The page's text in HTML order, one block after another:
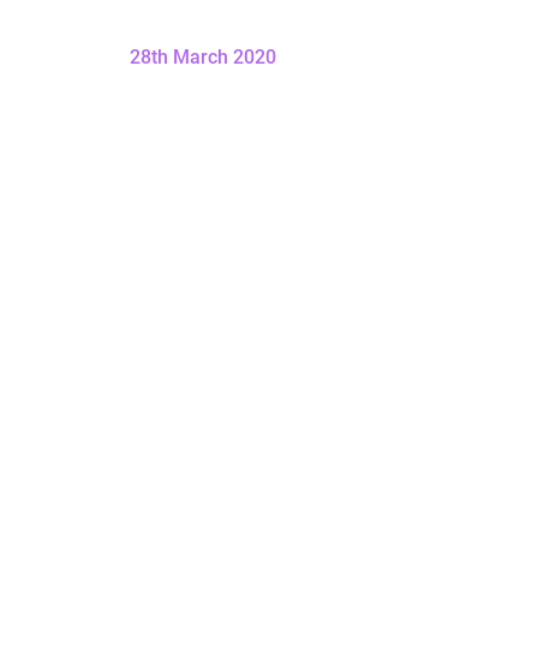
28th March 2020